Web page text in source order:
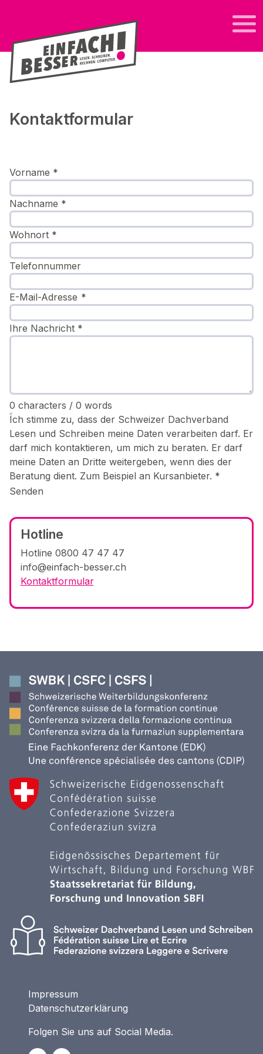
Kontaktformular
Hotline
Hotline 0800 47 47 47
info@einfach-besser.ch
Kontaktformular
Section
Vorname *
Nachname *
Wohnort *
Telefonnummer
E-Mail-Adresse *
Ihre Nachricht *
0 characters / 0 words
Ich stimme zu, dass der Schweizer Dachverband
Lesen und Schreiben meine Daten verarbeiten darf. Er
darf mich kontaktieren, um mich zu beraten. Er darf
meine Daten an Dritte weitergeben, wenn dies der
Beratung dient. Zum Beispiel an Kursanbieter. *
Senden
Impressum
Datenschutzerklärung
Folgen Sie uns auf Social Media.